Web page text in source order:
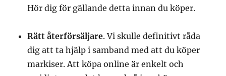
Hör dig för gällande detta innan du köper.
Rätt återförsäljare. Vi skulle definitivt råda
dig att ta hjälp i samband med att du köper
markiser. Att köpa online är enkelt och